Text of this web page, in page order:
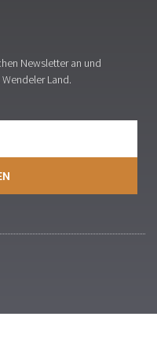
Newsletter an und
Land.